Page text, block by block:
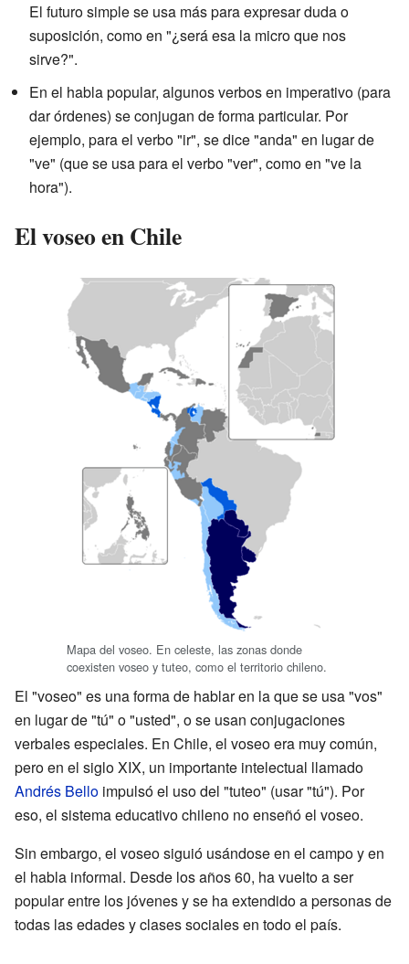
El futuro simple se usa más para expresar duda o
suposición, como en "¿será esa la micro que nos
sirve?".
En el habla popular, algunos verbos en imperativo (para
dar órdenes) se conjugan de forma particular. Por
ejemplo, para el verbo "ir", se dice "anda" en lugar de
"ve" (que se usa para el verbo "ver", como en "ve la
hora").
El voseo en Chile
Mapa del voseo. En celeste, las zonas donde
coexisten voseo y tuteo, como el territorio chileno.
El "voseo" es una forma de hablar en la que se usa "vos"
en lugar de "tú" o "usted", o se usan conjugaciones
verbales especiales. En Chile, el voseo era muy común,
pero en el siglo XIX, un importante intelectual llamado
Andrés Bello impulsó el uso del "tuteo" (usar "tú"). Por
eso, el sistema educativo chileno no enseñó el voseo.
Sin embargo, el voseo siguió usándose en el campo y en
el habla informal. Desde los años 60, ha vuelto a ser
popular entre los jóvenes y se ha extendido a personas de
todas las edades y clases sociales en todo el país.